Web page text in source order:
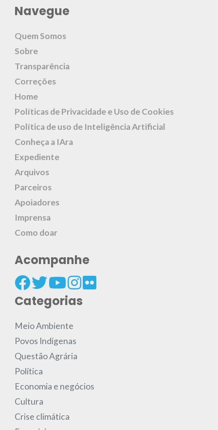
Navegue
Quem Somos
Sobre
Transparência
Correções
Home
Políticas de Privacidade e Uso de Cookies
Política de uso de Inteligência Artificial
Conheça a IAra
Expediente
Arquivos
Parceiros
Apoiadores
Imprensa
Como doar
Acompanhe
Categorias
Meio Ambiente
Povos Indígenas
Questão Agrária
Política
Economia e negócios
Cultura
Crise climática